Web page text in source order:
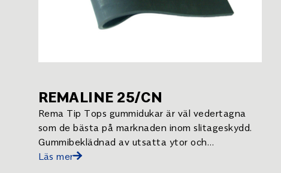
REMALINE 25/CN
Rema Tip Tops gummidukar är väl vedertagna
som de bästa på marknaden inom slitageskydd.
Gummibeklädnad av utsatta ytor och
komponenter minskar risken för driftstopp och
Läs mer